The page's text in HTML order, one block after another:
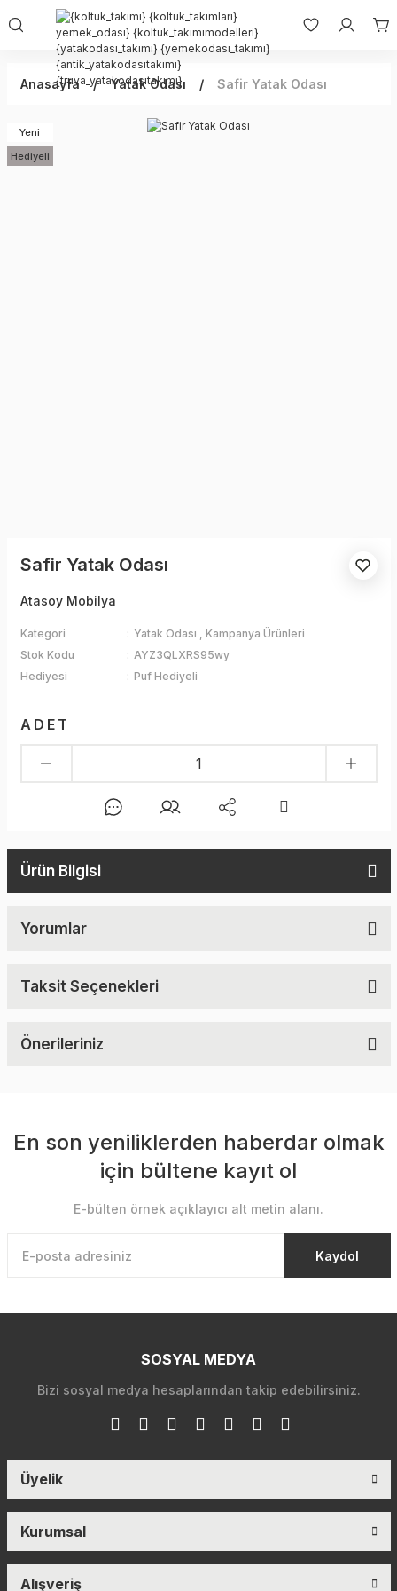
Anasayfa Yatak Odası Safir Yatak Odası
Yeni
Hediyeli
Safir Yatak Odası
Atasoy Mobilya
Kategori Yatak Odası ,Kampanya Ürünleri
Stok Kodu
AYZ3QLXRS95wy
Hediyesi
Puf Hediyeli
ADET
Ürün Bilgisi
Yorumlar
Taksit Seçenekleri
Önerileriniz
En son yeniliklerden haberdar olmak
için bültene kayıt ol
E-bülten örnek açıklayıcı alt metin alanı.
Kaydol
SOSYAL MEDYA
Bizi sosyal medya hesaplarından takip edebilirsiniz.
Üyelik
Kurumsal
Alışveriş